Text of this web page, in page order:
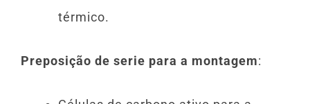
térmico.
Preposição de serie para a montagem: